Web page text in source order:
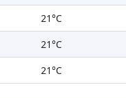
21°C
21°C
21°C